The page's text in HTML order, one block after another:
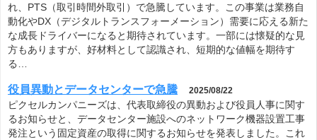
れ、PTS（取引時間外取引）で急騰しています。この事業は業務自
動化やDX（デジタルトランスフォーメーション）需要に応える新た
な成長ドライバーになると期待されています。一部には懐疑的な見
方もありますが、好材料として認識され、短期的な値幅を期待す
る…
役員異動とデータセンターで急騰 2025/08/22
ピクセルカンパニーズは、代表取締役の異動および役員人事に関す
るお知らせと、データセンター施設へのネットワーク機器設置工事
発注という固定資産の取得に関するお知らせを発表しました。これ